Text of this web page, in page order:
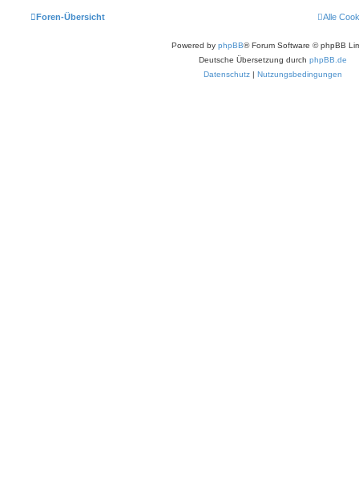
Foren-Übersicht Alle
Powered by phpBB® Forum Software © phpBB
Deutsche Übersetzung durch phpBB.de
Datenschutz | Nutzungsbedingungen